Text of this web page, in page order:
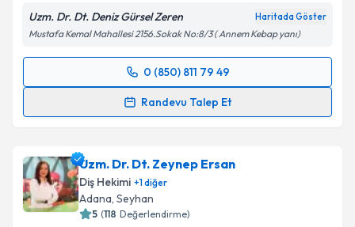
kapsamda işlenmesini kabul ediyorum.
Takvim Talebini Gönder
Uzm. Dr. Dt. Deniz Gürsel Zeren Haritada Göster
Mustafa Kemal Mahallesi 2156.Sokak No:8/3 ( Annem Kebap yanı)
0 (850) 811 79 49
Randevu Talep Et
Randevu Takvimi Talebi
almanız için bir takvim hazırlandığında e-posta ile
bilgilendireceğiz.
E-posta Adresiniz
Uzm. Dr. Dt. Zeynep Ersan
Diş Hekimi +1diğer
Adana, Seyhan
5 (118 Değerlendirme)